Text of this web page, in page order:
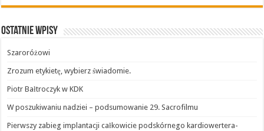
Ostatnie wpisy
Szaroróżowi
Zrozum etykietę, wybierz świadomie.
Piotr Bałtroczyk w KDK
W poszukiwaniu nadziei – podsumowanie 29. Sacrofilmu
Pierwszy zabieg implantacji całkowicie podskórnego kardiowertera-